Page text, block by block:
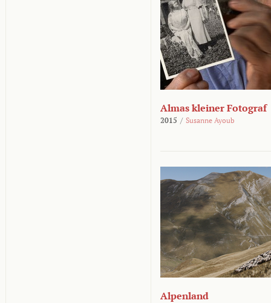
Almas kleiner Fotograf
2015 / Susanne Ayoub
Alpenland